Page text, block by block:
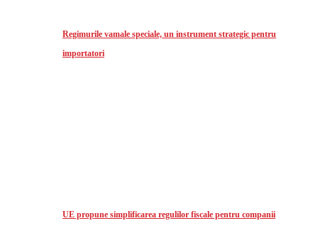
Regimurile vamale speciale, un instrument strategic pentru
importatori
UE propune simplificarea regulilor fiscale pentru companii